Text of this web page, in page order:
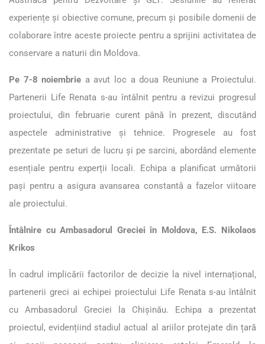
experiențe și obiective comune, precum și posibile domenii de
colaborare între aceste proiecte pentru a sprijini activitatea de
conservare a naturii din Moldova.
Pe 7-8 noiembrie a avut loc a doua Reuniune a Proiectului.
Partenerii Life Renata s-au întâlnit pentru a revizui progresul
proiectului, din februarie curent până în prezent, discutând
aspectele administrative și tehnice. Progresele au fost
prezentate pe seturi de lucru și pe sarcini, abordând elemente
esențiale pentru experții locali. Echipa a planificat următorii
pași pentru a asigura avansarea constantă a fazelor viitoare
ale proiectului.
Întâlnire cu Ambasadorul Greciei în Moldova, E.S. Nikolaos
Krikos
În cadrul implicării factorilor de decizie la nivel internațional,
partenerii greci ai echipei proiectului Life Renata s-au întâlnit
cu Ambasadorul Greciei la Chișinău. Echipa a prezentat
proiectul, evidențiind stadiul actual al ariilor protejate din țară